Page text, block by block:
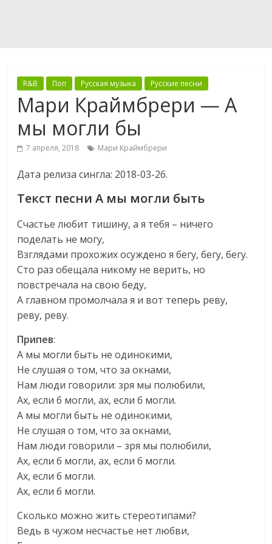
R&B Поп Русская музыка Русские песни
Мари Краймбрери — А
мы могли бы
7 апреля, 2018 Мари Краймбрери
Дата релиза сингла: 2018-03-26.
Текст песни А мы могли быть
Счастье любит тишину, а я тебя – ничего
поделать не могу,
Взглядами прохожих осуждено я бегу, бегу, бегу.
Сто раз обещала никому не верить, но
повстречала на свою беду,
А главном промолчала я и вот теперь реву,
реву, реву.
Припев:
А мы могли быть не одинокими,
Не слушая о том, что за окнами,
Нам люди говорили: зря мы полюбили,
Ах, если б могли, ах, если б могли.
А мы могли быть не одинокими,
Не слушая о том, что за окнами,
Нам люди говорили – зря мы полюбили,
Ах, если б могли, ах, если б могли.
Ах, если б могли.
Ах, если б могли.
Сколько можно жить стереотипами?
Ведь в чужом несчастье нет любви,